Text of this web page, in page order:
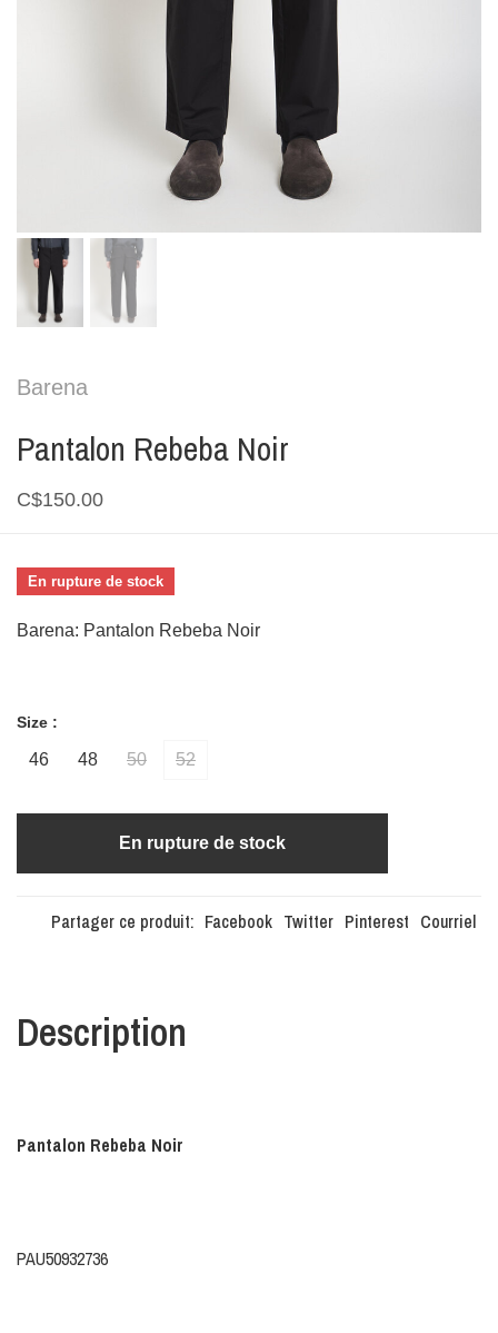
Barena
Pantalon Rebeba Noir
C$150.00
En rupture de stock
Barena: Pantalon Rebeba Noir
Size :
46 48 50 52
En rupture de stock
Partager ce produit: Facebook Twitter Pinterest Courriel
Description
Pantalon Rebeba Noir
PAU50932736